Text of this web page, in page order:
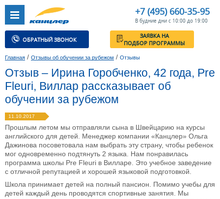
+7 (495) 660-35-95
В будние дни с 10:00 до 19:00
ОБРАТНЫЙ ЗВОНОК
ЗАЯВКА НА
ПОДБОР ПРОГРАММЫ
Главная / Отзывы об обучении за рубежом / Отзывы
Отзыв – Ирина Горобченко, 42 года, Pre
Fleuri, Виллар рассказывает об
обучении за рубежом
11.10.2017
Прошлым летом мы отправляли сына в Швейцарию на курсы
английского для детей. Менеджер компании «Канцлер» Ольга
Дажинова посоветовала нам выбрать эту страну, чтобы ребенок
мог одновременно подтянуть 2 языка. Нам понравилась
программа школы Pre Fleuri в Вилларе. Это учебное заведение
с отличной репутацией и хорошей языковой подготовкой.
Школа принимает детей на полный пансион. Помимо учебы для
детей каждый день проводятся спортивные занятия. Мы